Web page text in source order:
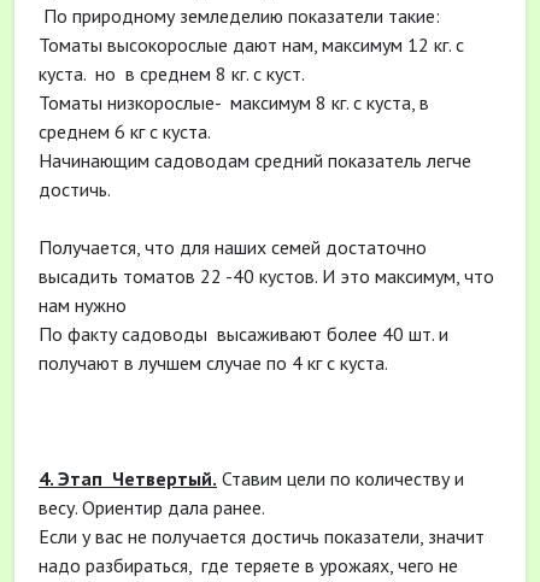
По природному земледелию показатели такие:
Томаты высокорослые дают нам, максимум 12 кг. с
куста. но в среднем 8 кг. с куст.
Томаты низкорослые- максимум 8 кг. с куста, в
среднем 6 кг с куста.
Начинающим садоводам средний показатель легче
достичь.
Получается, что для наших семей достаточно
высадить томатов 22 -40 кустов. И это максимум, что
нам нужно
По факту садоводы высаживают более 40 шт. и
получают в лучшем случае по 4 кг с куста.
4. Этап Четвертый. Ставим цели по количеству и
весу. Ориентир дала ранее.
Если у вас не получается достичь показатели, значит
надо разбираться, где теряете в урожаях, чего не